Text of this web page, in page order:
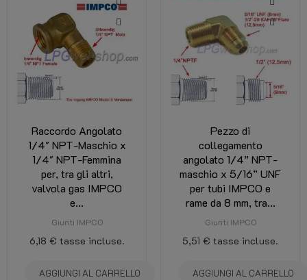
Raccordo Angolato
1/4" NPT-Maschio x
1/4" NPT-Femmina
per, tra gli altri,
valvola gas IMPCO
e...
Giunti IMPCO
6,18 € tasse incluse.
AGGIUNGI AL CARRELLO
Pezzo di
collegamento
angolato 1/4” NPT-
maschio x 5/16” UNF
per tubi IMPCO e
rame da 8 mm, tra...
Giunti IMPCO
5,51 € tasse incluse.
AGGIUNGI AL CARRELLO